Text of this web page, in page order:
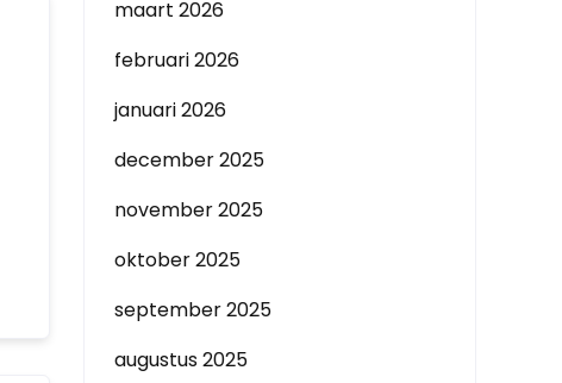
maart 2026
februari 2026
januari 2026
december 2025
november 2025
oktober 2025
september 2025
augustus 2025